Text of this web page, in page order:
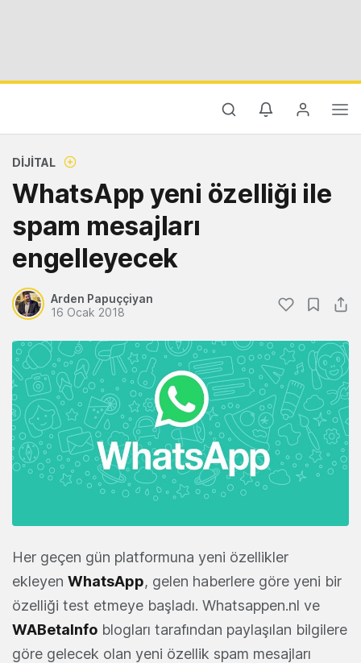
DIJITAL
WhatsApp yeni özelliği ile
spam mesajları
engelleyecek
Arden Papuççiyan
16 Ocak 2018
Her geçen gün platformuna yeni özellikler
ekleyen WhatsApp, gelen haberlere göre yeni bir
özelliği test etmeye başladı. Whatsappen.nl ve
WABetaInfo blogları tarafından paylaşılan bilgilere
göre gelecek olan yeni özellik spam mesajları